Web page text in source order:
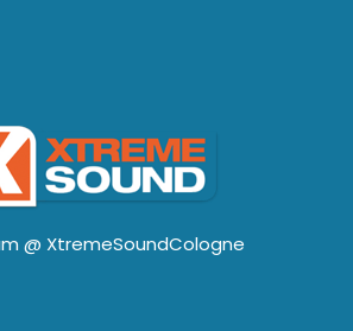
@ XtremeSoundCologne